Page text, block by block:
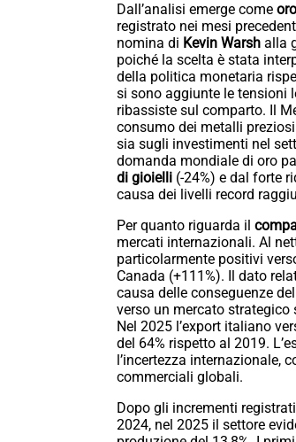
Dall’analisi emerge come
registrato nei mesi
nomina di Kevin Warsh alla
poiché la scelta è stata
della politica monetaria
si sono aggiunte le tensioni
ribassiste sul comparto. Il
consumo dei metalli
sia sugli investimenti nel
domanda mondiale di oro
di gioielli (-24%) e dal forte
causa dei livelli record
Per quanto riguarda il
mercati internazionali. Al
particolarmente positivi
Canada (+111%). Il dato
causa delle conseguenze
verso un mercato strategico
Nel 2025 l’export italiano
del 64% rispetto al 2019.
l’incertezza internazionale,
commerciali globali.
Dopo gli incrementi
2024, nel 2025 il settore